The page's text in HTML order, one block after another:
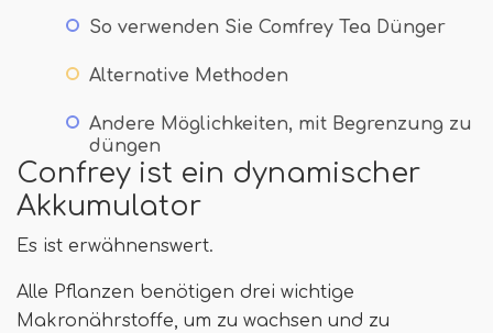
So verwenden Sie Comfrey Tea Dünger
Alternative Methoden
Andere Möglichkeiten, mit Begrenzung zu
düngen
Confrey ist ein dynamischer
Akkumulator
Es ist erwähnenswert.
Alle Pflanzen benötigen drei wichtige
Makronährstoffe, um zu wachsen und zu